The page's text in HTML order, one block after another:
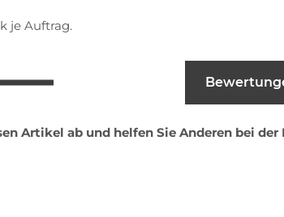
je Auftrag.
Artikel ab und helfen Sie Anderen bei